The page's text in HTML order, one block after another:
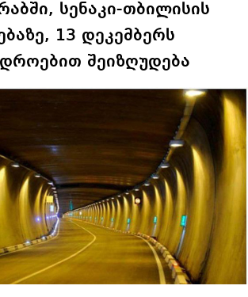
სენაკი-თბილისის
13 დეკემბერს
შეიზღუდება